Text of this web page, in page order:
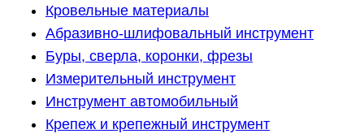
Кровельные материалы
Абразивно-шлифовальный инструмент
Буры, сверла, коронки, фрезы
Измерительный инструмент
Инструмент автомобильный
Крепеж и крепежный инструмент